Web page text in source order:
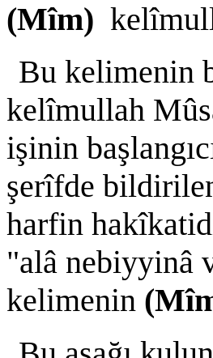
(Mîm)
Bu kelimenin
kelîmullah
işinin
şerîfde
harfin
"alâ nebiyyinâ
kelimenin